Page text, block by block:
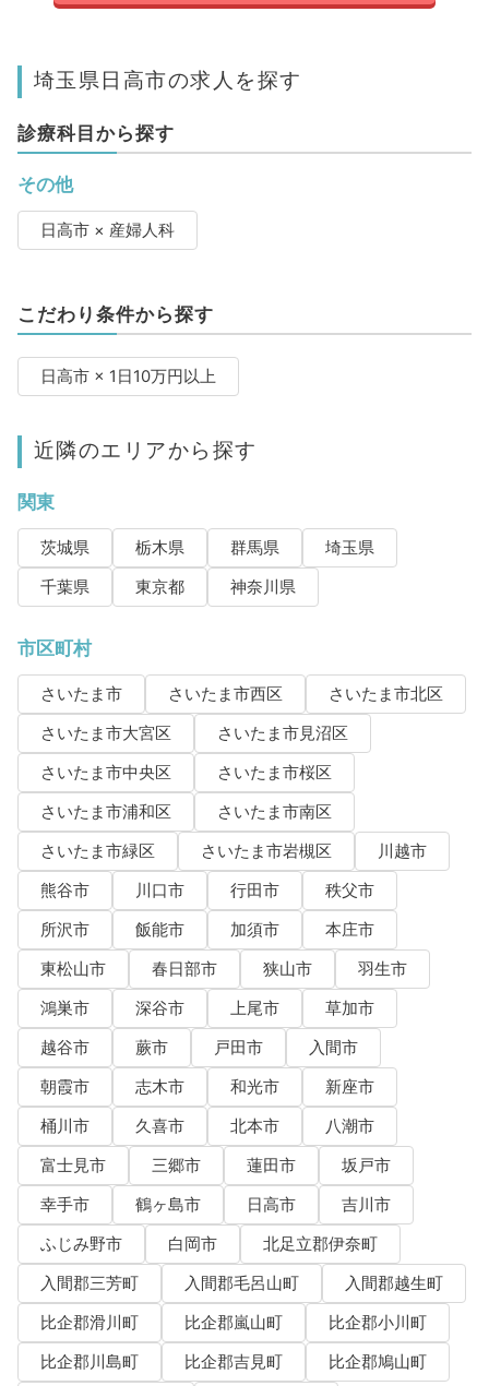
埼玉県日高市の求人を探す
診療科目から探す
その他
日高市 × 産婦人科
こだわり条件から探す
日高市 × 1日10万円以上
近隣のエリアから探す
関東
茨城県 栃木県 群馬県
埼玉県
千葉県
東京都 神奈川県
市区町村
さいたま市 さいたま市西区
さいたま市北区
さいたま市大宮区
さいたま市見沼区
さいたま市中央区
さいたま市桜区
さいたま市浦和区
さいたま市南区
さいたま市緑区
さいたま市岩槻区
川越市
熊谷市
川口市 行田市
秩父市
所沢市
飯能市 加須市
本庄市
東松山市
春日部市 狭山市
羽生市
鴻巣市
深谷市 上尾市
草加市
越谷市
蕨市 戸田市
入間市
朝霞市
志木市 和光市
新座市
桶川市
久喜市 北本市
八潮市
富士見市
三郷市 蓮田市
坂戸市
幸手市
鶴ヶ島市 日高市
吉川市
ふじみ野市
白岡市
北足立郡伊奈町
入間郡三芳町
入間郡毛呂山町
入間郡越生町
比企郡滑川町
比企郡嵐山町
比企郡小川町
比企郡川島町
比企郡吉見町
比企郡鳩山町